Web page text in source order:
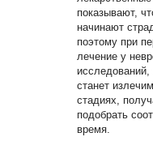
показывают,
начинают
поэтому при
лечение у
станет
стадиях,
подобрать
время.